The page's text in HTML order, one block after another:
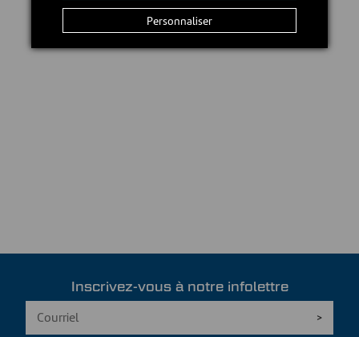
Inscrivez-vous à notre infolettre
Personnaliser